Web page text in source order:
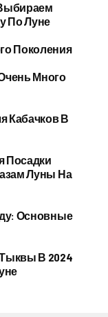
По Луне
Поколения
Много
Кабачков В
Посадки
Луны На
Основные
В 2024